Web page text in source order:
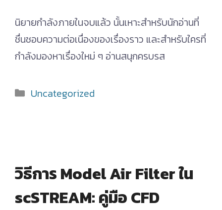
นิยายกำลังภายในจบแล้ว นั้นเหาะสำหรับนักอ่านที่
ชื่นชอบความต่อเนื่องของเรื่องราว และสำหรับใครที่
กำลังมองหาเรื่องใหม่ ๆ อ่านสนุกครบรส
Categories
Uncategorized
วิธีการ Model Air Filter ใน
scSTREAM: คู่มือ CFD